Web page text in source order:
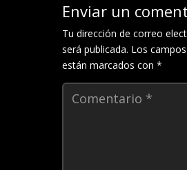
Enviar un
Tu dirección de correo
será publicada. Los
están marcados con *